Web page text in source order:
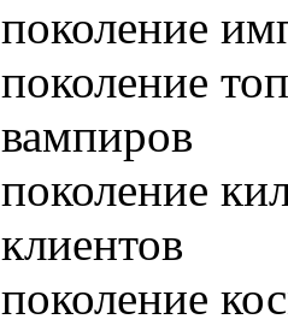
поколение
поколение
вампиров
поколение
клиентов
поколение